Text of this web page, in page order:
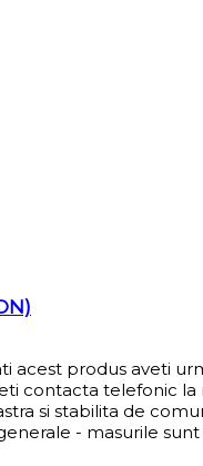
acest produs aveti
contacta telefonic la
si stabilita de
- masurile